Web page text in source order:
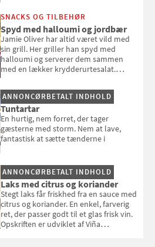
SNACKS OG TILBEHØR
Spyd med halloumi og jordbær
Jamie Oliver har altid været vild med
sin grill. Her griller han spyd med
halloumi og serverer dem sammen
med en lækker krydderurtesalat.
smag" af Jamie Oliver.
ANNONCØRBETALT INDHOLD
Tuntartar
En hurtig, nem forret, der tager
gæsterne med storm. Nem at lave,
fantastisk at sætte tænderne i
ANNONCØRBETALT INDHOLD
Laks med citrus og koriander
Stegt laks får friskhed fra en sauce med
citrus og koriander. En enkel, farverig
ret, der passer godt til et glas frisk vin.
Opskriften er udviklet af Viña